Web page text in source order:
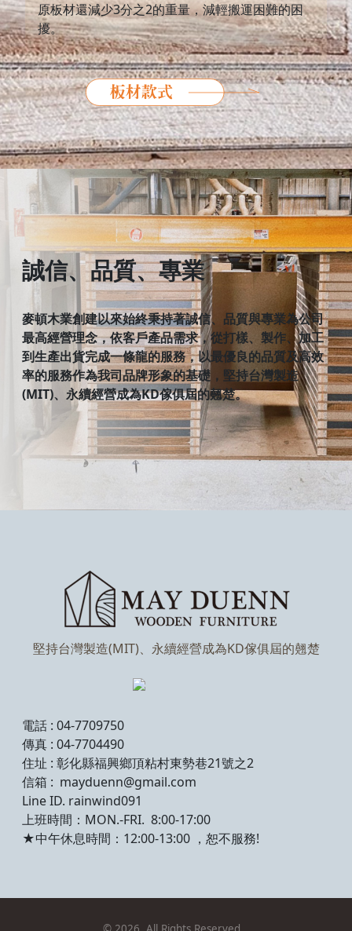
原板材還減少3分之2的重量，減輕搬運困難的困
擾。
誠信、品質、專業
麥頓木業創建以來始終秉持著誠信、品質與專業為公司
最高經營理念，依客戶產品需求，從打樣、製作、加工
到生產出貨完成一條龍的服務，以最優良的品質及高效
率的服務作為我司品牌形象的基礎，堅持台灣製造
(MIT)、永續經營成為KD傢俱屆的翹楚。
堅持台灣製造(MIT)、永續經營成為KD傢俱屆的翹楚
電話 : 04-7709750
傳真 : 04-7704490
住址 : 彰化縣福興鄉頂粘村東勢巷21號之2
信箱 : mayduenn@gmail.com
Line ID. rainwind091
上班時間：MON.-FRI. 8:00-17:00
★中午休息時間：12:00-13:00 ，恕不服務!